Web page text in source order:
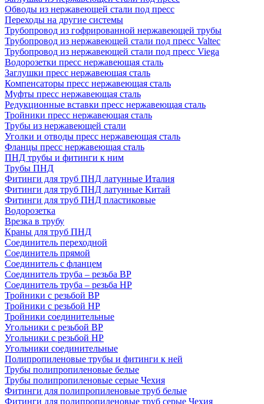
Обводы из нержавеющей стали под пресс
Переходы на другие системы
Трубопровод из гофрированной нержавеющей трубы
Трубопровод из нержавеющей стали под пресс Valtec
Трубопровод из нержавеющей стали под пресс Viega
Водорозетки пресс нержавеющая сталь
Заглушки пресс нержавеющая сталь
Компенсаторы пресс нержавеющая сталь
Муфты пресс нержавеющая сталь
Редукционные вставки пресс нержавеющая сталь
Тройники пресс нержавеющая сталь
Трубы из нержавеющей стали
Уголки и отводы пресс нержавеющая сталь
Фланцы пресс нержавеющая сталь
ПНД трубы и фитинги к ним
Трубы ПНД
Фитинги для труб ПНД латунные Италия
Фитинги для труб ПНД латунные Китай
Фитинги для труб ПНД пластиковые
Водорозетка
Врезка в трубу
Краны для труб ПНД
Соединитель переходной
Соединитель прямой
Соединитель с фланцем
Соединитель труба – резьба ВР
Соединитель труба – резьба НР
Тройники с резьбой ВР
Тройники с резьбой НР
Тройники соединительные
Угольники с резьбой ВР
Угольники с резьбой НР
Угольники соединительные
Полипропиленовые трубы и фитинги к ней
Трубы полипропиленовые белые
Трубы полипропиленовые серые Чехия
Фитинги для полипропиленовые труб белые
Фитинги для полипропиленовые труб серые Чехия